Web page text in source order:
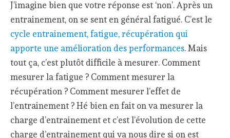
J’imagine bien que votre réponse est ‘non’. Après un
entrainement, on se sent en général fatigué. C’est le
cycle entrainement, fatigue, récupération qui
apporte une amélioration des performances. Mais
tout ça, c’est plutôt difficile à mesurer. Comment
mesurer la fatigue ? Comment mesurer la
récupération ? Comment mesurer l’effet de
l’entrainement ? Hé bien en fait on va mesurer la
charge d’entrainement et c’est l’évolution de cette
charge d’entrainement qui va nous dire si on est